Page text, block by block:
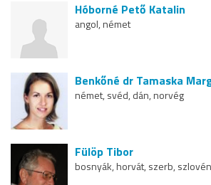
Hóborné Pető Katalin
angol, német
Benkőné dr Tamaska
német, svéd, dán, norvég
Fülöp Tibor
bosnyák, horvát, szerb, szlovén